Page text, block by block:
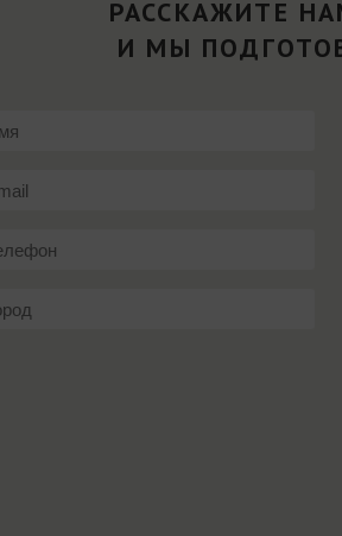
РАССКАЖИТЕ
И МЫ